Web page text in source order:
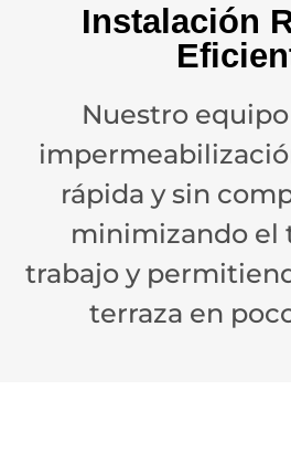
Instalación
Nuestro
rápida y sin
minimizando el
trabajo y
terraza en